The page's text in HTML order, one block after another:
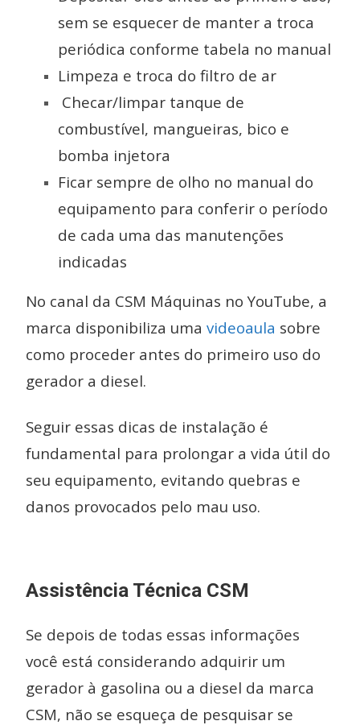
sem se esquecer de manter a troca
periódica conforme tabela no manual
Limpeza e troca do filtro de ar
Checar/limpar tanque de
combustível, mangueiras, bico e
bomba injetora
Ficar sempre de olho no manual do
equipamento para conferir o período
de cada uma das manutenções
indicadas
No canal da CSM Máquinas no YouTube, a
marca disponibiliza uma videoaula sobre
como proceder antes do primeiro uso do
gerador a diesel.
Seguir essas dicas de instalação é
fundamental para prolongar a vida útil do
seu equipamento, evitando quebras e
danos provocados pelo mau uso.
Assistência Técnica CSM
Se depois de todas essas informações
você está considerando adquirir um
gerador à gasolina ou a diesel da marca
CSM, não se esqueça de pesquisar se